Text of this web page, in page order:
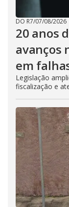
DO R7/07/08/2026
20 anos
avanços
em
Legislação
fiscalização e